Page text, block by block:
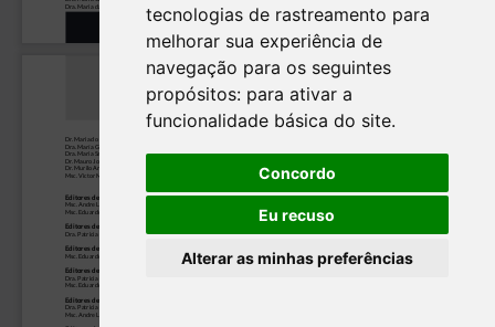
tecnologias de rastreamento para
melhorar sua experiência de
navegação para os seguintes
propósitos: para ativar a
funcionalidade básica do site.
Concordo
Eu recuso
Alterar as minhas preferências